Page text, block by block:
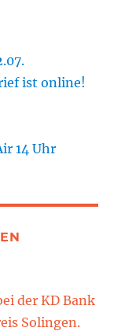
ist online!
14 Uhr
der KD Bank
Solingen.